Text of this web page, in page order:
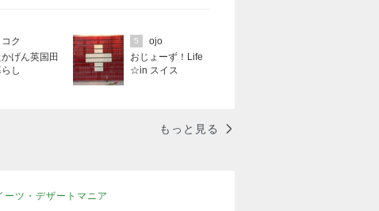
コク
かげん英国田
し
5
ojo
おじょーず！Life
☆in スイス
もっと見る
ーツ・デザートマニア